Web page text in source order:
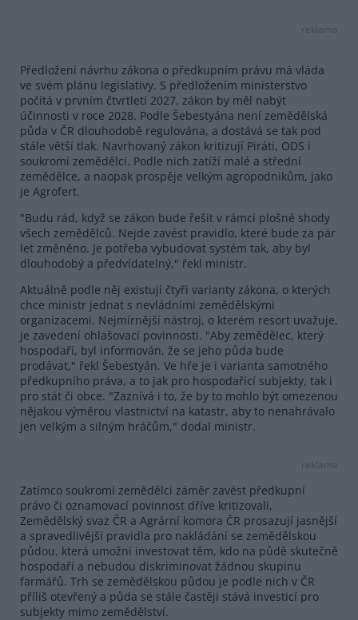
reklama
Předložení návrhu zákona o předkupním právu má vláda
ve svém plánu legislativy. S předložením ministerstvo
počítá v prvním čtvrtletí 2027, zákon by měl nabýt
účinnosti v roce 2028. Podle Šebestyána není zemědělská
půda v ČR dlouhodobě regulována, a dostává se tak pod
stále větší tlak. Navrhovaný zákon kritizují Piráti, ODS i
soukromí zemědělci. Podle nich zatíží malé a střední
zemědělce, a naopak prospěje velkým agropodnikům, jako
je Agrofert.
"Budu rád, když se zákon bude řešit v rámci plošné shody
všech zemědělců. Nejde zavést pravidlo, které bude za pár
let změněno. Je potřeba vybudovat systém tak, aby byl
dlouhodobý a předvídatelný," řekl ministr.
Aktuálně podle něj existují čtyři varianty zákona, o kterých
chce ministr jednat s nevládními zemědělskými
organizacemi. Nejmírnější nástroj, o kterém resort uvažuje,
je zavedení ohlašovací povinnosti. "Aby zemědělec, který
hospodaří, byl informován, že se jeho půda bude
prodávat," řekl Šebestyán. Ve hře je i varianta samotného
předkupního práva, a to jak pro hospodařící subjekty, tak i
pro stát či obce. "Zaznívá i to, že by to mohlo být omezenou
nějakou výměrou vlastnictví na katastr, aby to nenahrávalo
jen velkým a silným hráčům," dodal ministr.
reklama
Zatímco soukromí zemědělci záměr zavést předkupní
právo či oznamovací povinnost dříve kritizovali,
Zemědělský svaz ČR a Agrární komora ČR prosazují jasnější
a spravedlivější pravidla pro nakládání se zemědělskou
půdou, která umožní investovat těm, kdo na půdě skutečně
hospodaří a nebudou diskriminovat žádnou skupinu
farmářů. Trh se zemědělskou půdou je podle nich v ČR
příliš otevřený a půda se stále častěji stává investicí pro
subjekty mimo zemědělství.